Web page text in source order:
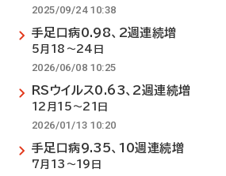
2025/09/24 10:38
手足口病0.98、2週連続増
5月18～24日
2026/06/08 10:25
RSウイルス0.63、2週連続増
12月15～21日
2026/01/13 10:20
手足口病9.35、10週連続増
7月13～19日